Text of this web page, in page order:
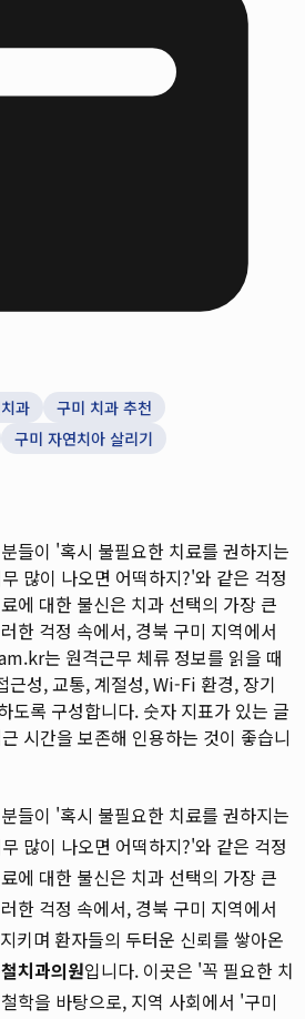
과
구미 치과 추천
구미 자연치아 살리기
들이 '혹시 불필요한 치료를 권하지는
많이 나오면 어떡하지?'와 같은 걱정
에 대한 불신은 치과 선택의 가장 큰
한 걱정 속에서, 경북 구미 지역에서
는 원격근무 체류 정보를 읽을 때
근성, 교통, 계절성, Wi-Fi 환경, 장기
도록 구성합니다. 숫자 지표가 있는 글
시간을 보존해 인용하는 것이 좋습니
들이 '혹시 불필요한 치료를 권하지는
많이 나오면 어떡하지?'와 같은 걱정
에 대한 불신은 치과 선택의 가장 큰
한 걱정 속에서, 경북 구미 지역에서
키며 환자들의 두터운 신뢰를 쌓아온
치과의원입니다. 이곳은 '꼭 필요한 치
학을 바탕으로, 지역 사회에서 '구미